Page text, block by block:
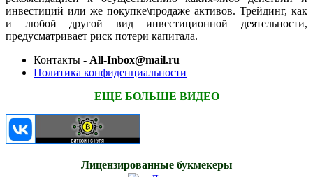
инвестиций или же покупке\продаже активов. Трейдинг, как
и любой другой вид инвестиционной деятельности,
предусматривает риск потери капитала.
Контакты - All-Inbox@mail.ru
Политика конфиденциальности
ЕЩЕ БОЛЬШЕ ВИДЕО
Лицензированные букмекеры